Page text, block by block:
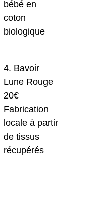
bébé en
coton
biologique
4. Bavoir
Lune Rouge
20€
Fabrication
locale à partir
de tissus
récupérés